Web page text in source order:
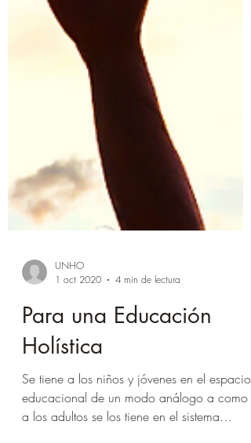
1 oct 2020
4 min de lectura
Para una Educación
Holística
Se tiene a los niños y jóvenes en el espacio